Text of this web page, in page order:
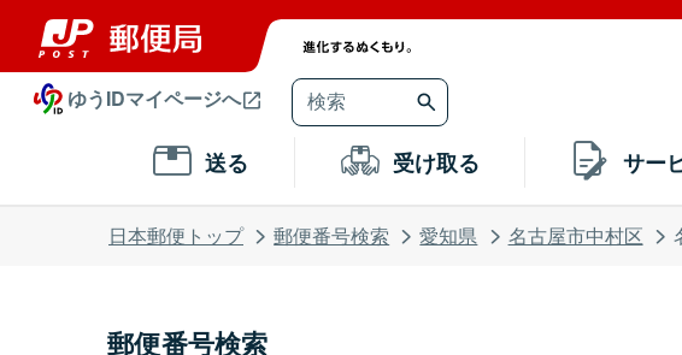
ゆうIDマイページへ
送る 受け取る サー
日本郵便トップ 郵便番号検索 愛知県 名古屋市中村区
郵便番号検索